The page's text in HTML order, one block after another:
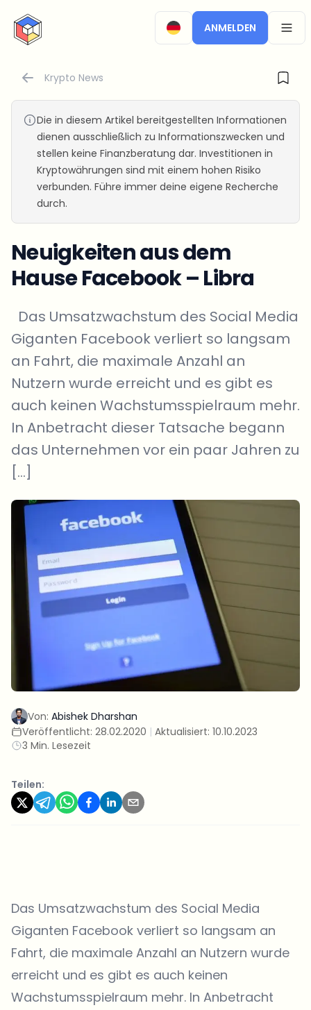
CryptoTicker
ANMELDEN
Krypto News
Die in diesem Artikel bereitgestellten Informationen
dienen ausschließlich zu Informationszwecken und
stellen keine Finanzberatung dar. Investitionen in
Kryptowährungen sind mit einem hohen Risiko
verbunden. Führe immer deine eigene Recherche
durch.
Neuigkeiten aus dem
Hause Facebook – Libra
Das Umsatzwachstum des Social Media
Giganten Facebook verliert so langsam
an Fahrt, die maximale Anzahl an
Nutzern wurde erreicht und es gibt es
auch keinen Wachstumsspielraum mehr.
In Anbetracht dieser Tatsache begann
das Unternehmen vor ein paar Jahren zu
[…]
Von: Abishek Dharshan
Veröffentlicht: 28.02.2020 | Aktualisiert: 10.10.2023
3 Min. Lesezeit
Teilen:
Das Umsatzwachstum des Social Media
Giganten Facebook verliert so langsam an
Fahrt, die maximale Anzahl an Nutzern wurde
erreicht und es gibt es auch keinen
Wachstumsspielraum mehr. In Anbetracht